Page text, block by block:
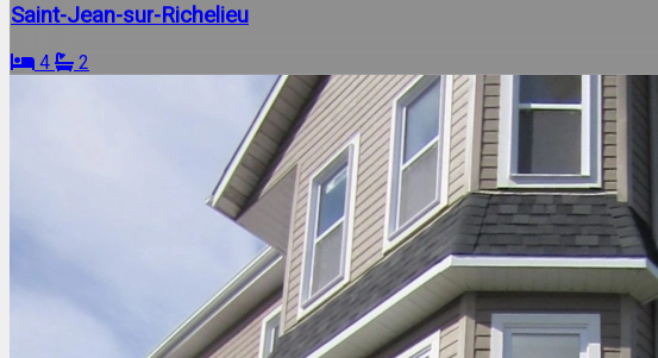
Saint-Jean-sur-Richelieu
4 2